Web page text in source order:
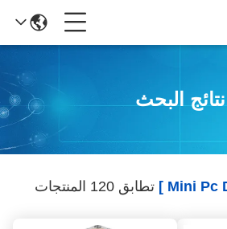
نتائج البحث
تطابق 120 المنتجات